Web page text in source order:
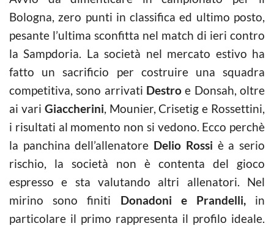
Bologna, zero punti in classifica ed ultimo posto,
pesante l’ultima sconfitta nel match di ieri contro
la Sampdoria. La società nel mercato estivo ha
fatto un sacrificio per costruire una squadra
competitiva, sono arrivati Destro e Donsah, oltre
ai vari Giaccherini, Mounier, Crisetig e Rossettini,
i risultati al momento non si vedono. Ecco perchè
la panchina dell’allenatore Delio Rossi è a serio
rischio, la società non è contenta del gioco
espresso e sta valutando altri allenatori. Nel
mirino sono finiti Donadoni e Prandelli, in
particolare il primo rappresenta il profilo ideale.